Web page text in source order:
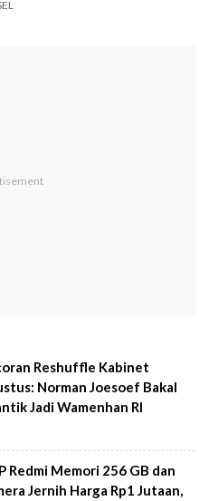
Reshuffle Kabinet
Norman Joesoef Bakal
Jadi Wamenhan RI
Redmi Memori 256 GB dan
Jernih Harga Rp1 Jutaan,